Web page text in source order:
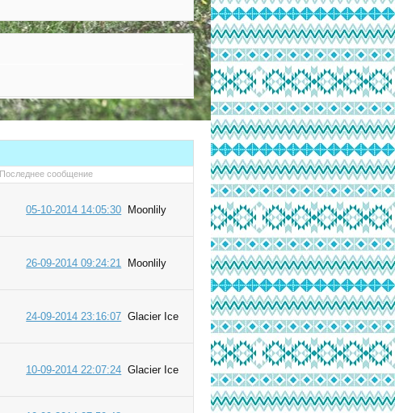
Последнее сообщение
05-10-2014 14:05:30 Moonlily
26-09-2014 09:24:21 Moonlily
24-09-2014 23:16:07 Glacier Ice
10-09-2014 22:07:24 Glacier Ice